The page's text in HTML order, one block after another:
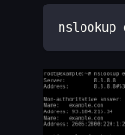
nslookup